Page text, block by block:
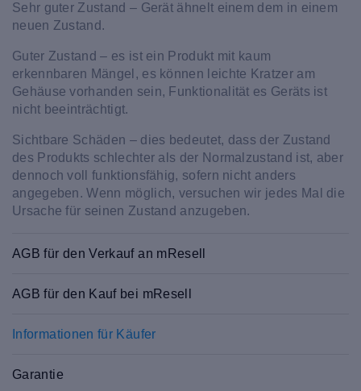
AGB für den Verkauf an mResell
AGB für den Kauf bei mResell
Informationen für Käufer
Garantie
Sehr guter Zustand – Gerät ähnelt einem dem in einem
neuen Zustand.
Guter Zustand – es ist ein Produkt mit kaum
erkennbaren Mängel, es können leichte Kratzer am
Gehäuse vorhanden sein, Funktionalität es Geräts ist
nicht beeinträchtigt.
Sichtbare Schäden – dies bedeutet, dass der Zustand
des Produkts schlechter als der Normalzustand ist, aber
dennoch voll funktionsfähig, sofern nicht anders
angegeben. Wenn möglich, versuchen wir jedes Mal die
Ursache für seinen Zustand anzugeben.